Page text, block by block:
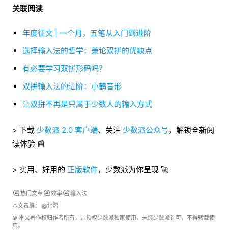
关联阅读
年度征文 | 一个月，五笔从入门到进阶
选择输入法的哲学：兼论双拼的优缺点
有必要学习双拼形码吗？
双拼输入法的进阶：小鹤音形
让双拼不再是只属于少数人的输入方式
> 下载 少数派 2.0 客户端、关注 少数派公众号，解锁全新阅
读体验 📰
> 实用、好用的 正版软件，少数派为你呈现 🚀
热门文章 效率
输入法
本文责编： @北鸮
© 本文著作权归作者所有，并授权少数派独家使用，未经少数派许可，不得转载使
用。